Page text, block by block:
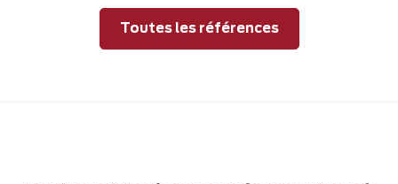
Toutes les références